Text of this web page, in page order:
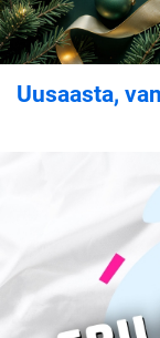
Uusaasta,